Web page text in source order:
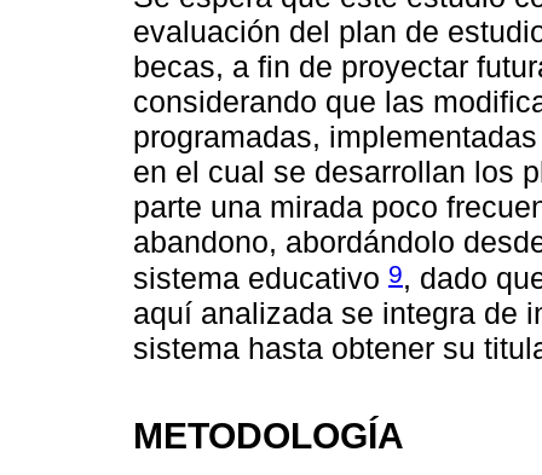
evaluación del plan de
becas, a fin de proyectar
considerando que las
programadas,
en el cual se desarrollan los
parte una mirada poco
abandono, abordándolo
sistema educativo 9, dado
aquí analizada se integra de
sistema hasta obtener su
METODOLOGÍA